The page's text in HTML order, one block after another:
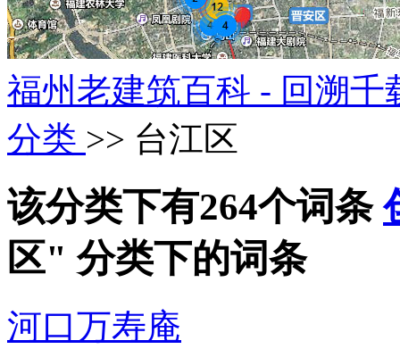
福州老建筑百科 - 回溯
分类 >> 台江区
该分类下有264个词条
区" 分类下的词条
河口万寿庵